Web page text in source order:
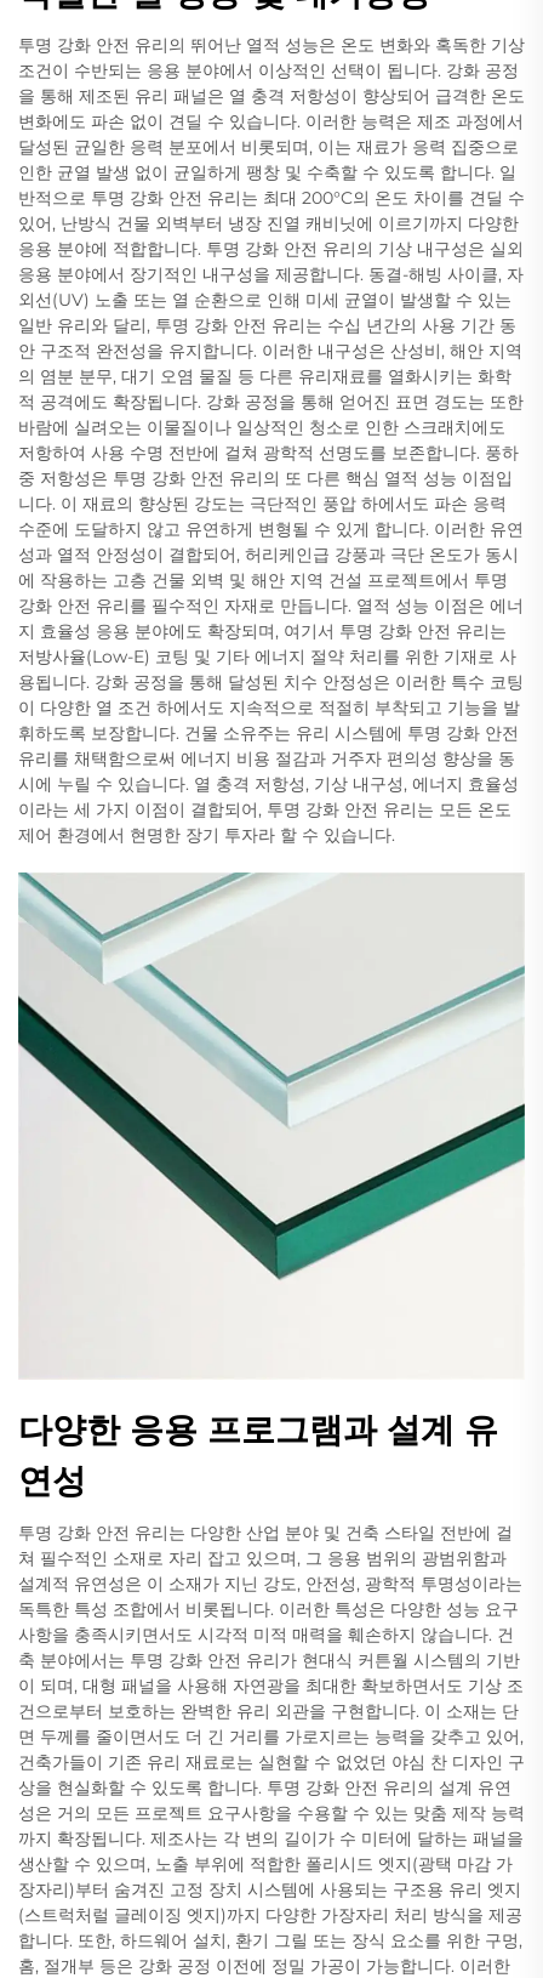
투명 강화 안전 유리의 뛰어난 열적 성능은 온도 변화와 혹독한 기상
조건이 수반되는 응용 분야에서 이상적인 선택이 됩니다. 강화 공정
을 통해 제조된 유리 패널은 열 충격 저항성이 향상되어 급격한 온도
변화에도 파손 없이 견딜 수 있습니다. 이러한 능력은 제조 과정에서
달성된 균일한 응력 분포에서 비롯되며, 이는 재료가 응력 집중으로
인한 균열 발생 없이 균일하게 팽창 및 수축할 수 있도록 합니다. 일
반적으로 투명 강화 안전 유리는 최대 200°C의 온도 차이를 견딜 수
있어, 난방식 건물 외벽부터 냉장 진열 캐비닛에 이르기까지 다양한
응용 분야에 적합합니다. 투명 강화 안전 유리의 기상 내구성은 실외
응용 분야에서 장기적인 내구성을 제공합니다. 동결-해빙 사이클, 자
외선(UV) 노출 또는 열 순환으로 인해 미세 균열이 발생할 수 있는
일반 유리와 달리, 투명 강화 안전 유리는 수십 년간의 사용 기간 동
안 구조적 완전성을 유지합니다. 이러한 내구성은 산성비, 해안 지역
의 염분 분무, 대기 오염 물질 등 다른 유리재료를 열화시키는 화학
적 공격에도 확장됩니다. 강화 공정을 통해 얻어진 표면 경도는 또한
바람에 실려오는 이물질이나 일상적인 청소로 인한 스크래치에도
저항하여 사용 수명 전반에 걸쳐 광학적 선명도를 보존합니다. 풍하
중 저항성은 투명 강화 안전 유리의 또 다른 핵심 열적 성능 이점입
니다. 이 재료의 향상된 강도는 극단적인 풍압 하에서도 파손 응력
수준에 도달하지 않고 유연하게 변형될 수 있게 합니다. 이러한 유연
성과 열적 안정성이 결합되어, 허리케인급 강풍과 극단 온도가 동시
에 작용하는 고층 건물 외벽 및 해안 지역 건설 프로젝트에서 투명
강화 안전 유리를 필수적인 자재로 만듭니다. 열적 성능 이점은 에너
지 효율성 응용 분야에도 확장되며, 여기서 투명 강화 안전 유리는
저방사율(Low-E) 코팅 및 기타 에너지 절약 처리를 위한 기재로 사
용됩니다. 강화 공정을 통해 달성된 치수 안정성은 이러한 특수 코팅
이 다양한 열 조건 하에서도 지속적으로 적절히 부착되고 기능을 발
휘하도록 보장합니다. 건물 소유주는 유리 시스템에 투명 강화 안전
유리를 채택함으로써 에너지 비용 절감과 거주자 편의성 향상을 동
시에 누릴 수 있습니다. 열 충격 저항성, 기상 내구성, 에너지 효율성
이라는 세 가지 이점이 결합되어, 투명 강화 안전 유리는 모든 온도
제어 환경에서 현명한 장기 투자라 할 수 있습니다.
다양한 응용 프로그램과 설계 유
연성
투명 강화 안전 유리는 다양한 산업 분야 및 건축 스타일 전반에 걸
쳐 필수적인 소재로 자리 잡고 있으며, 그 응용 범위의 광범위함과
설계적 유연성은 이 소재가 지닌 강도, 안전성, 광학적 투명성이라는
독특한 특성 조합에서 비롯됩니다. 이러한 특성은 다양한 성능 요구
사항을 충족시키면서도 시각적 미적 매력을 훼손하지 않습니다. 건
축 분야에서는 투명 강화 안전 유리가 현대식 커튼월 시스템의 기반
이 되며, 대형 패널을 사용해 자연광을 최대한 확보하면서도 기상 조
건으로부터 보호하는 완벽한 유리 외관을 구현합니다. 이 소재는 단
면 두께를 줄이면서도 더 긴 거리를 가로지르는 능력을 갖추고 있어,
건축가들이 기존 유리 재료로는 실현할 수 없었던 야심 찬 디자인 구
상을 현실화할 수 있도록 합니다. 투명 강화 안전 유리의 설계 유연
성은 거의 모든 프로젝트 요구사항을 수용할 수 있는 맞춤 제작 능력
까지 확장됩니다. 제조사는 각 변의 길이가 수 미터에 달하는 패널을
생산할 수 있으며, 노출 부위에 적합한 폴리시드 엣지(광택 마감 가
장자리)부터 숨겨진 고정 장치 시스템에 사용되는 구조용 유리 엣지
(스트럭처럴 글레이징 엣지)까지 다양한 가장자리 처리 방식을 제공
합니다. 또한, 하드웨어 설치, 환기 그릴 또는 장식 요소를 위한 구멍,
홈, 절개부 등은 강화 공정 이전에 정밀 가공이 가능합니다. 이러한